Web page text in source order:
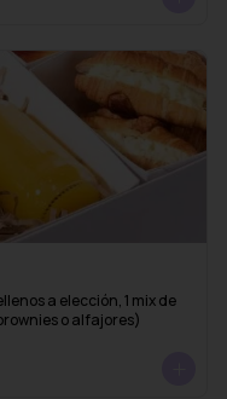
a elección, 1 mix de
o alfajores)